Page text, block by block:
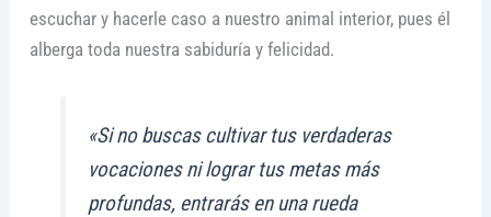
escuchar y hacerle caso a nuestro animal interior, pues él
alberga toda nuestra sabiduría y felicidad.
«Si no buscas cultivar tus verdaderas
vocaciones ni lograr tus metas más
profundas, entrarás en una rueda